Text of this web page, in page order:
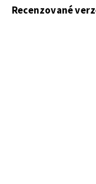
Recenzované